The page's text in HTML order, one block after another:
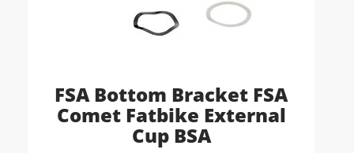
FSA Bottom Bracket FSA
Comet Fatbike External
Cup BSA